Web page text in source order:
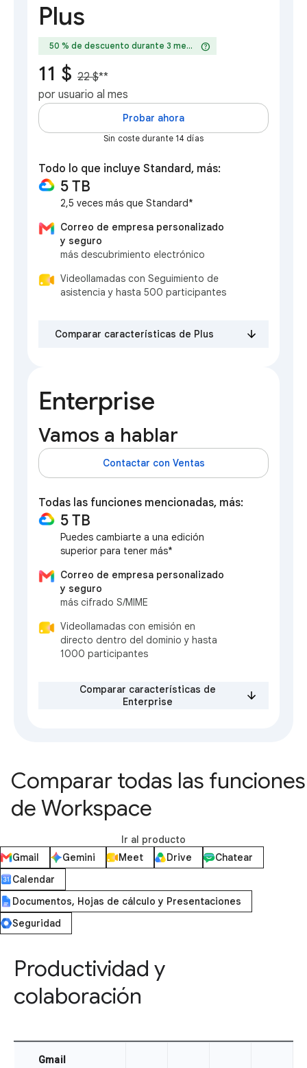
Plus
50 % de descuento durante 3 meseshelp
11 $ 22 $**
por usuario al mes
Probar ahora
Sin coste durante 14 días
Todo lo que incluye Standard, más:
5 TB
2,5 veces más que Standard*
Correo de empresa personalizado
y seguro
más descubrimiento electrónico
Videollamadas con Seguimiento de
asistencia y hasta 500 participantes
Comparar características de Plus
Enterprise
Vamos a hablar
Contactar con Ventas
Todas las funciones mencionadas, más:
5 TB
Puedes cambiarte a una edición
superior para tener más*
Correo de empresa personalizado
y seguro
más cifrado S/MIME
Videollamadas con emisión en
directo dentro del dominio y hasta
1000 participantes
Comparar características de
Enterprise
Comparar todas las funciones
de Workspace
Ir al producto
Gmail
Gemini Meet Drive
Chatear
Calendar
Documentos, Hojas de cálculo y Presentaciones
Seguridad
Productividad y
colaboración
Gmail